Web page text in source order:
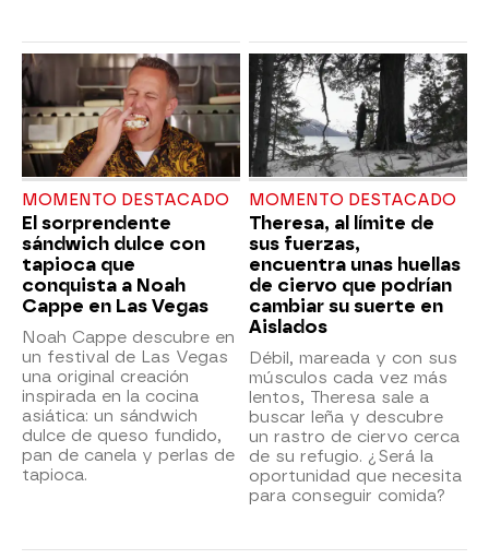
MOMENTO DESTACADO
El sorprendente
sándwich dulce con
tapioca que
conquista a Noah
Cappe en Las Vegas
Noah Cappe descubre en
un festival de Las Vegas
una original creación
inspirada en la cocina
asiática: un sándwich
dulce de queso fundido,
pan de canela y perlas de
tapioca.
MOMENTO DESTACADO
Theresa, al límite de
sus fuerzas,
encuentra unas huellas
de ciervo que podrían
cambiar su suerte en
Aislados
Débil, mareada y con sus
músculos cada vez más
lentos, Theresa sale a
buscar leña y descubre
un rastro de ciervo cerca
de su refugio. ¿Será la
oportunidad que necesita
para conseguir comida?